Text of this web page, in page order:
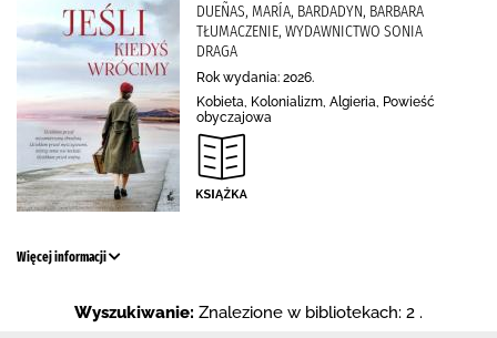
DUEÑAS, MARÍA, BARDADYN, BARBARA
TŁUMACZENIE, WYDAWNICTWO SONIA
DRAGA
Rok wydania: 2026.
Kobieta, Kolonializm, Algieria, Powieść
obyczajowa
Więcej informacji
Wyszukiwanie: Znalezione w bibliotekach: 2 .